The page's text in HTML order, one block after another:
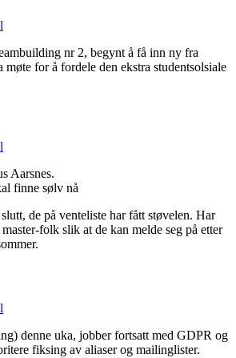
nr 2, begynt å få inn ny fra
for å fordele den ekstra studentsolsiale
Aarsnes.
finne sølv nå
de på venteliste har fått støvelen. Har
folk slik at de kan melde seg på etter
denne uka, jobber fortsatt med GDPR og
fiksing av aliaser og mailinglister.